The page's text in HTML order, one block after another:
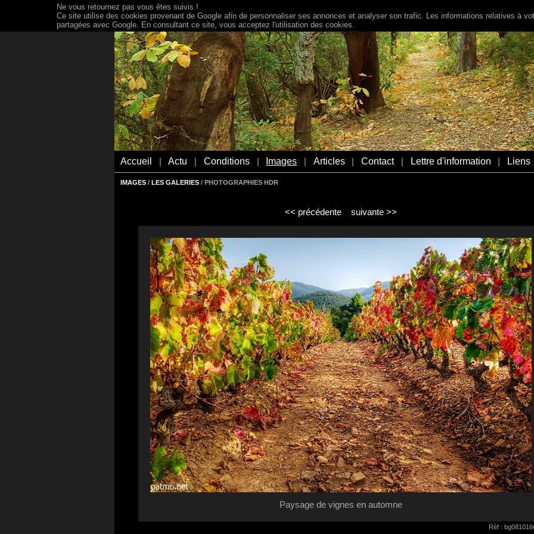
Accueil Actu Conditions Images Articles Contact Lettre d'information Liens
IMAGES / LES GALERIES / PHOTOGRAPHIES HDR
<< précédente suivante >>
Paysage de vignes en automne
Réf :
Ne vous retournez pas vous êtes suivis !
Ce site utilise des cookies provenant de Google afin de personnaliser ses annonces et analyser son trafic. Les informations relatives à
partagées avec Google. En consultant ce site, vous acceptez l'utilisation des cookies.